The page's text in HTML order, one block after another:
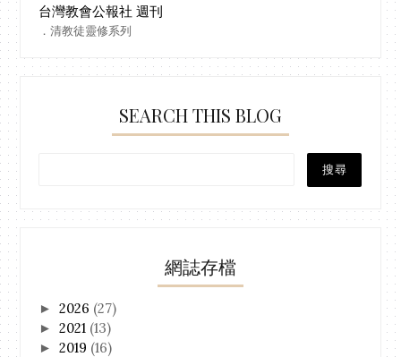
台灣教會公報社 週刊
．清教徒靈修系列
SEARCH THIS BLOG
網誌存檔
►2026 (27)
►2021 (13)
►2019 (16)